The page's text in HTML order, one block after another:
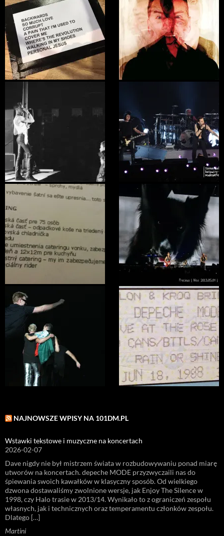
NAJNOWSZE WPISY NA 101DM.PL
Wstawki tekstowe i muzyczne na koncertach
2026-02-07
Dave nigdy nie był mistrzem świata w rozbudowywaniu ponad miarę
utworów na koncertach. depeche MODE przyzwyczaili nas do
śpiewania swoich kawałków w klasyczny sposób. Od wielkiego
dzwona dostawaliśmy zwolnione wersje, jak Enjoy The Silence w
1998, czy Halo trasie w 2013/14. Wynikało to z ograniczeń zespołu
własnych, jak i technicznych oraz temperamentu członków zespołu.
Dlatego […]
Martini